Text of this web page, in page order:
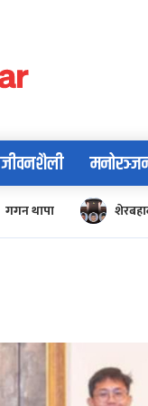
जीवनशैली
गगन थापा